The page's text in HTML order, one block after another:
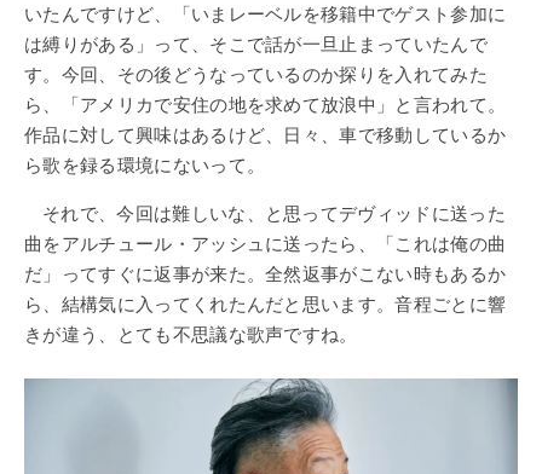
いたんですけど、「いまレーベルを移籍中でゲスト参加に
は縛りがある」って、そこで話が一旦止まっていたんで
す。今回、その後どうなっているのか探りを入れてみた
ら、「アメリカで安住の地を求めて放浪中」と言われて。
作品に対して興味はあるけど、日々、車で移動しているか
ら歌を録る環境にないって。
それで、今回は難しいな、と思ってデヴィッドに送った
曲をアルチュール・アッシュに送ったら、「これは俺の曲
だ」ってすぐに返事が来た。全然返事がこない時もあるか
ら、結構気に入ってくれたんだと思います。音程ごとに響
きが違う、とても不思議な歌声ですね。